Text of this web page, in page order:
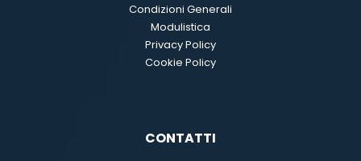
Condizioni Generali
Modulistica
Privacy Policy
Cookie Policy
CONTATTI